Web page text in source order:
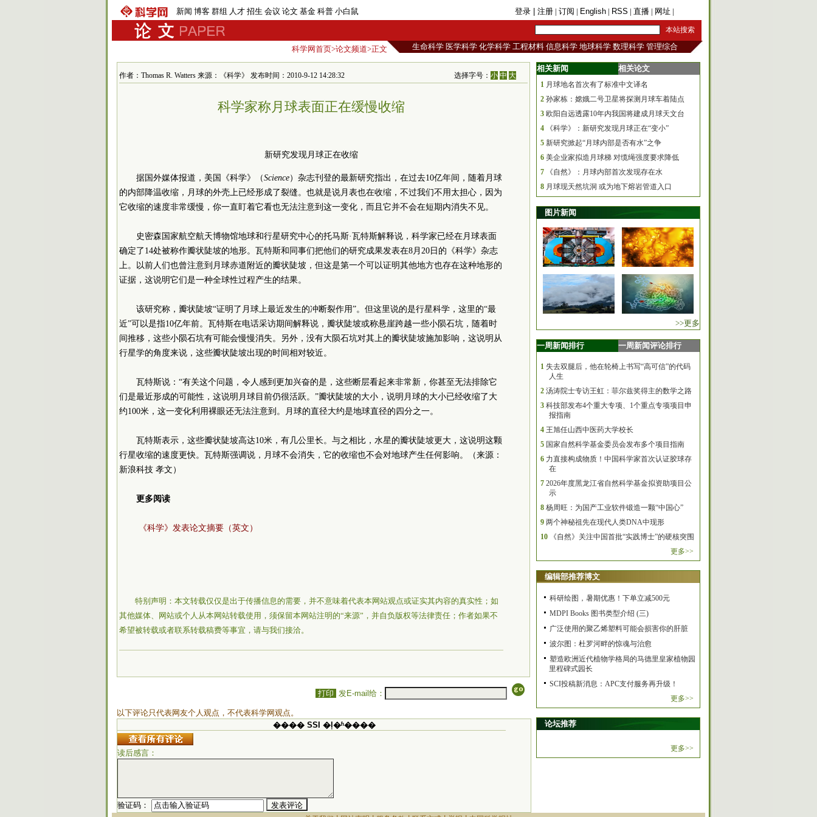
新闻 博客 群组 人才 招生 会议 论文 基金 科普 小白鼠 登录 | 注册 | 订阅 | English | RSS | 直播 | 网址 |
科学网首页>论文频道>正文 生命科学 医学科学 化学科学 工程材料 信息科学 地球科学 数理科学 管理综合
作者：Thomas R. Watters 来源：《科学》 发布时间：2010-9-12 14:28:32 选择字号：小 中 大
科学家称月球表面正在缓慢收缩
新研究发现月球正在收缩
据国外媒体报道，美国《科学》（Science）杂志刊登的最新研究指出，在过去10亿年间，随着月球
的内部降温收缩，月球的外壳上已经形成了裂缝。也就是说月表也在收缩，不过我们不用太担心，因为
它收缩的速度非常缓慢，你一直盯着它看也无法注意到这一变化，而且它并不会在短期内消失不见。
史密森国家航空航天博物馆地球和行星研究中心的托马斯·瓦特斯解释说，科学家已经在月球表面
确定了14处被称作瓣状陡坡的地形。瓦特斯和同事们把他们的研究成果发表在8月20日的《科学》杂志
上。以前人们也曾注意到月球赤道附近的瓣状陡坡，但这是第一个可以证明其他地方也存在这种地形的
证据，这说明它们是一种全球性过程产生的结果。
该研究称，瓣状陡坡“证明了月球上最近发生的冲断裂作用”。但这里说的是行星科学，这里的“最
近”可以是指10亿年前。瓦特斯在电话采访期间解释说，瓣状陡坡或称悬崖跨越一些小陨石坑，随着时
间推移，这些小陨石坑有可能会慢慢消失。另外，没有大陨石坑对其上的瓣状陡坡施加影响，这说明从
行星学的角度来说，这些瓣状陡坡出现的时间相对较近。
瓦特斯说：“有关这个问题，令人感到更加兴奋的是，这些断层看起来非常新，你甚至无法排除它
们是最近形成的可能性，这说明月球目前仍很活跃。”瓣状陡坡的大小，说明月球的大小已经收缩了大
约100米，这一变化利用裸眼还无法注意到。月球的直径大约是地球直径的四分之一。
瓦特斯表示，这些瓣状陡坡高达10米，有几公里长。与之相比，水星的瓣状陡坡更大，这说明这颗
行星收缩的速度更快。瓦特斯强调说，月球不会消失，它的收缩也不会对地球产生任何影响。（来源：
新浪科技 孝文）
更多阅读
《科学》发表论文摘要（英文）
特别声明：本文转载仅仅是出于传播信息的需要，并不意味着代表本网站观点或证实其内容的真实性；如
其他媒体、网站或个人从本网站转载使用，须保留本网站注明的“来源”，并自负版权等法律责任；作者如果不
希望被转载或者联系转载稿费等事宜，请与我们接洽。
打印 发E-mail给：
以下评论只代表网友个人观点，不代表科学网观点。
���� SSI �ļ�ʱ����
读后感言：
验证码：
相关新闻 相关论文
1 月球地名首次有了标准中文译名
2 孙家栋：嫦娥二号卫星将探测月球车着陆点
3 欧阳自远透露10年内我国将建成月球天文台
4
《科学》：新研究发现月球正在“变小”
5 新研究掀起“月球内部是否有水”之争
6 美企业家拟造月球梯 对缆绳强度要求降低
7
《自然》：月球内部首次发现存在水
8 月球现天然坑洞 或为地下熔岩管道入口
图片新闻
>>更多
一周新闻排行 一周新闻评论排行
1 失去双腿后，他在轮椅上书写“高可信”的代码
人生
2 汤涛院士专访王虹：菲尔兹奖得主的数学之路
3 科技部发布4个重大专项、1个重点专项项目申
报指南
4 王旭任山西中医药大学校长
5 国家自然科学基金委员会发布多个项目指南
6 力直接构成物质！中国科学家首次认证胶球存
在
7 2026年度黑龙江省自然科学基金拟资助项目公
示
8 杨周旺：为国产工业软件锻造一颗“中国心”
9 两个神秘祖先在现代人类DNA中现形
10
《自然》关注中国首批“实践博士”的硬核突围
更多>>
编辑部推荐博文
科研绘图，暑期优惠！下单立减500元
MDPI Books 图书类型介绍 (三)
广泛使用的聚乙烯塑料可能会损害你的肝脏
波尔图：杜罗河畔的惊魂与治愈
塑造欧洲近代植物学格局的马德里皇家植物园
里程碑式园长
SCI投稿新消息：APC支付服务再升级！
更多>>
论坛推荐
更多>>